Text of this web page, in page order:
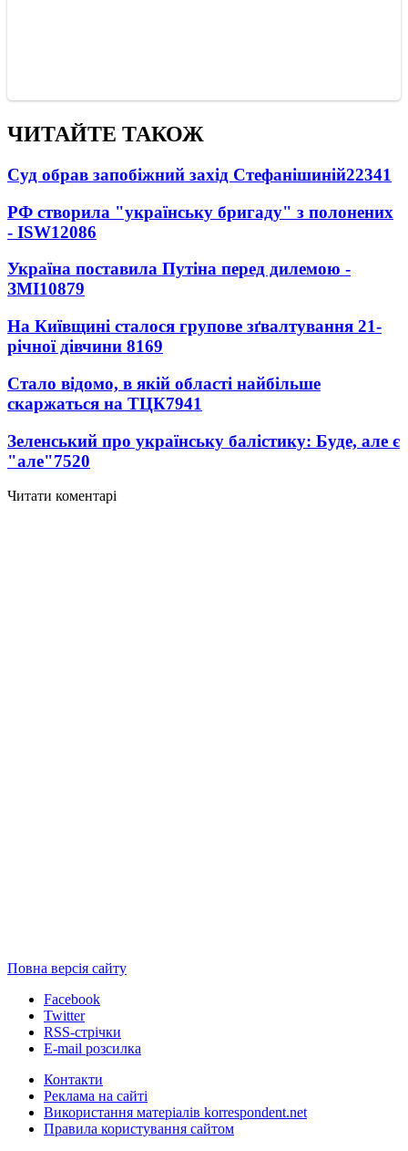
ЧИТАЙТЕ ТАКОЖ
Суд обрав запобіжний захід Стефанішиній22341
РФ створила "українську бригаду" з полонених
- ISW12086
Україна поставила Путіна перед дилемою -
ЗМІ10879
На Київщині сталося групове зґвалтування 21-
річної дівчини 8169
Стало відомо, в якій області найбільше
скаржаться на ТЦК7941
Зеленський про українську балістику: Буде, але є
"але"7520
Читати коментарі
Повна версія сайту
Facebook
Twitter
RSS-стрічки
E-mail розсилка
Контакти
Реклама на сайті
Використання матеріалів korrespondent.net
Правила користування сайтом